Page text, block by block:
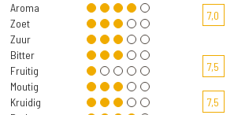
Aroma
Zoet
Zuur
Bitter
Fruitig
Moutig
Kruidig
7,0
7,5
7,5